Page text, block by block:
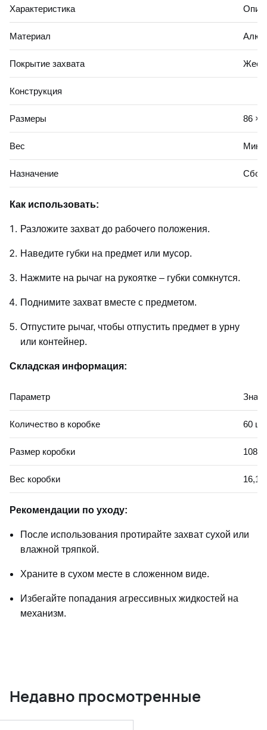
Характеристика
Материал
Покрытие захвата
Конструкция
Размеры 86 ×
Вес
Назначение Сбор
Как использовать:
Разложите захват до рабочего положения.
Наведите губки на предмет или мусор.
Нажмите на рычаг на рукоятке – губки сомкнутся.
Поднимите захват вместе с предметом.
Отпустите рычаг, чтобы отпустить предмет в урну
или контейнер.
Складская информация:
Параметр
Количество в коробке 60
Размер коробки
Вес коробки 16,1
Рекомендации по уходу:
После использования протирайте захват сухой или
влажной тряпкой.
Храните в сухом месте в сложенном виде.
Избегайте попадания агрессивных жидкостей на
механизм.
Недавно просмотренные